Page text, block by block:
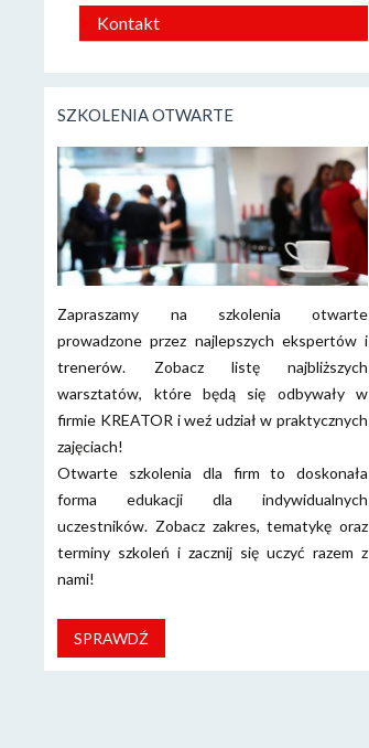
Kontakt
SZKOLENIA OTWARTE
Zapraszamy na szkolenia otwarte
prowadzone przez najlepszych ekspertów i
trenerów. Zobacz listę najbliższych
warsztatów, które będą się odbywały w
firmie KREATOR i weź udział w praktycznych
zajęciach!
Otwarte szkolenia dla firm to doskonała
forma edukacji dla indywidualnych
uczestników. Zobacz zakres, tematykę oraz
terminy szkoleń i zacznij się uczyć razem z
nami!
SPRAWDŹ